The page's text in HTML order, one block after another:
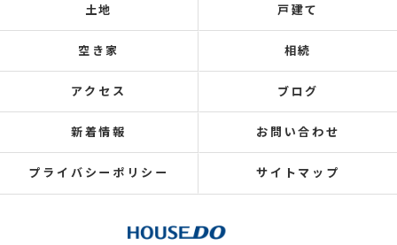
土地 戸建て
空き家 相続
アクセス ブログ
新着情報 お問い合わせ
プライバシーポリシー サイトマップ